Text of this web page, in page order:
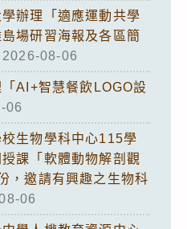
辦理「適應運動共學
場研習海報及各區簡
2026-08-06
AI+智慧餐飲LOGO設
06
生物學科中心115學
課「軟體動物解剖觀
，邀請有興趣之生物科
06